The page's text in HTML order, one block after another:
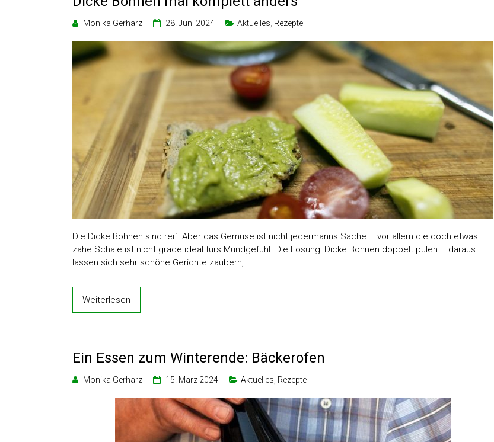
Monika Gerharz 28. Juni 2024 Aktuelles Rezepte
Die Dicke Bohnen sind reif. Aber das Gemüse ist nicht jedermanns Sache – vor allem die doch etwas
zähe Schale ist nicht grade ideal fürs Mundgefühl. Die Lösung: Dicke Bohnen doppelt pulen – daraus
lassen sich sehr schöne Gerichte zaubern,
Weiterlesen
Ein Essen zum Winterende: Bäckerofen
Monika Gerharz 15. März 2024 Aktuelles Rezepte